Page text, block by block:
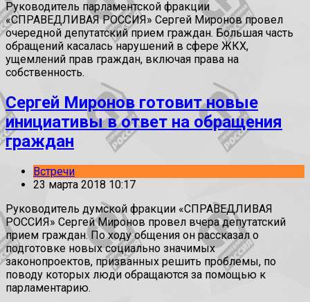
Руководитель парламентской фракции
«СПРАВЕДЛИВАЯ РОССИЯ» Сергей Миронов провел
очередной депутатский прием граждан. Большая часть
обращений касалась нарушений в сфере ЖКХ,
ущемлений прав граждан, включая права на
собственность.
Сергей Миронов готовит новые
инициативы в ответ на обращения
граждан
Встречи
23 марта 2018 10:17
Руководитель думской фракции «СПРАВЕДЛИВАЯ
РОССИЯ» Сергей Миронов провел вчера депутатский
прием граждан. По ходу общения он рассказал о
подготовке новых социально значимых
законопроектов, призванных решить проблемы, по
поводу которых люди обращаются за помощью к
парламентарию.